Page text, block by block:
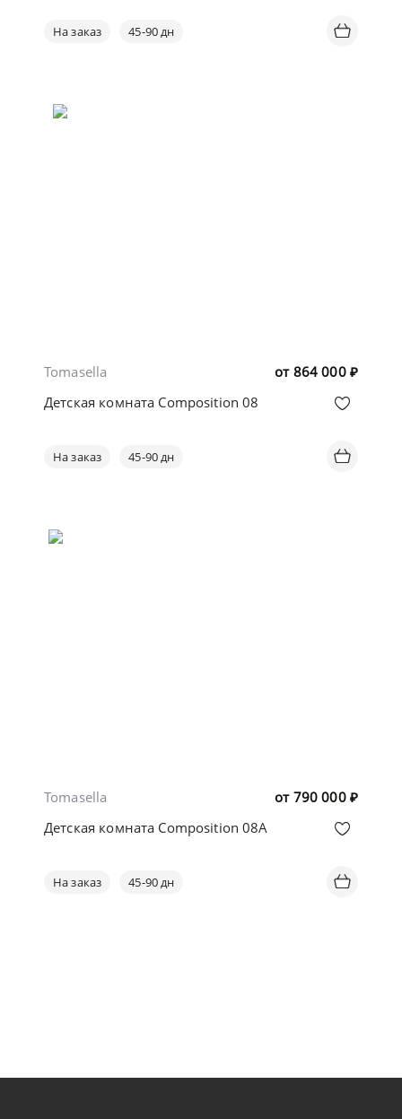
На заказ 45-90 дн
от 864 000 ₽
Tomasella
Детская комната Composition 08
На заказ 45-90 дн
от 790 000 ₽
Tomasella
Детская комната Composition 08A
На заказ 45-90 дн